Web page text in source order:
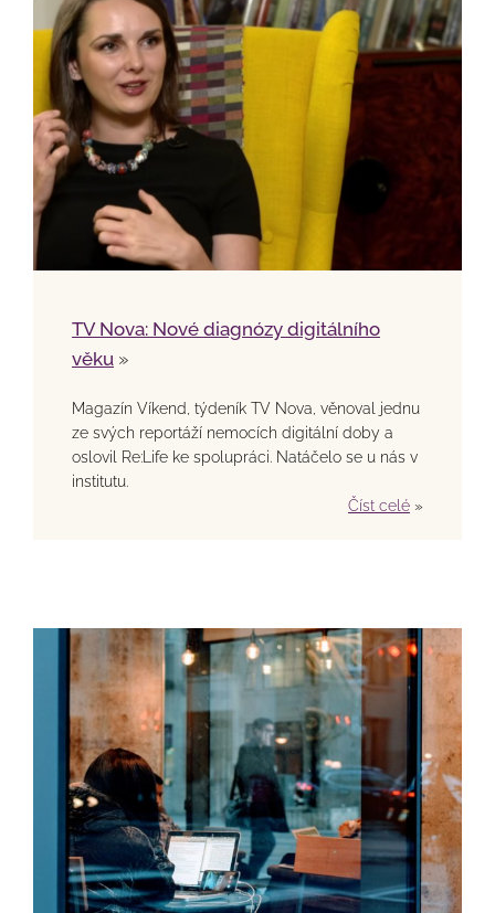
TV Nova: Nové diagnózy digitálního
věku »
Magazín Víkend, týdeník TV Nova, věnoval jednu
ze svých reportáží nemocích digitální doby a
oslovil Re:Life ke spolupráci. Natáčelo se u nás v
institutu.
Číst celé »